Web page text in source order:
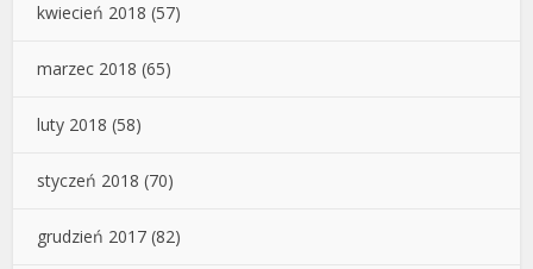
kwiecień 2018 (57)
marzec 2018 (65)
luty 2018 (58)
styczeń 2018 (70)
grudzień 2017 (82)